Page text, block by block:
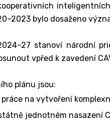
bylo dosaženo
stanoví národní
vpřed k zavedení
plánu jsou:
na vytvoření
jednotném nasazení